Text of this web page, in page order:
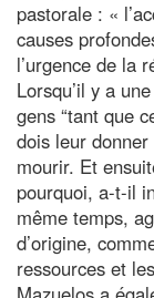
pastorale : «
causes
l’urgence de la
Lorsqu’il y a
gens “tant que
dois leur
mourir. Et
pourquoi, a-t-il
même temps,
d’origine,
ressources et